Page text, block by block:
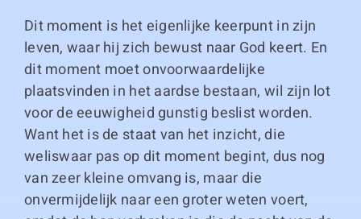
Dit moment is het eigenlijke keerpunt in zijn
leven, waar hij zich bewust naar God keert. En
dit moment moet onvoorwaardelijke
plaatsvinden in het aardse bestaan, wil zijn lot
voor de eeuwigheid gunstig beslist worden.
Want het is de staat van het inzicht, die
weliswaar pas op dit moment begint, dus nog
van zeer kleine omvang is, maar die
onvermijdelijk naar een groter weten voert,